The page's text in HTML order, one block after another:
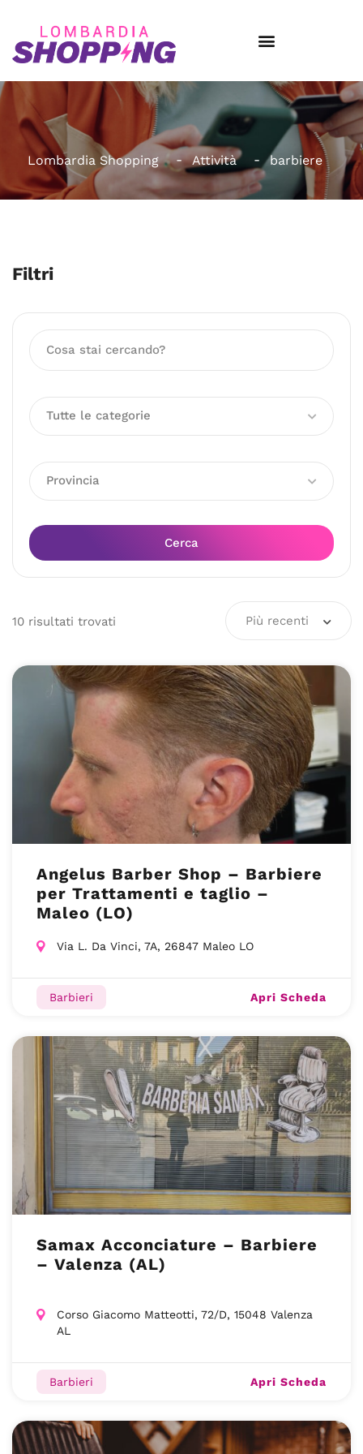
Lombardia Shopping Attività barbiere
Filtri
Tutte le categorie
Provincia
Cerca
10 risultati trovati Più recenti
Angelus Barber Shop – Barbiere
per Trattamenti e taglio –
Maleo (LO)
Via L. Da Vinci, 7A, 26847 Maleo LO
Barbieri Apri Scheda
Samax Acconciature – Barbiere
– Valenza (AL)
Corso Giacomo Matteotti, 72/D, 15048 Valenza
AL
Barbieri Apri Scheda